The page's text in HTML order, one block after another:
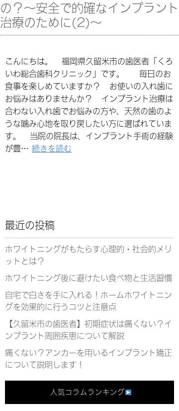
の？～安全で的確なインプラント
治療のために(2)～
こんにちは。 福岡県久留米市の歯医者「くろ
いわ総合歯科クリニック」です。 毎日のお
食事を楽しめていますか？ お使いの入れ歯に
お悩みはありませんか？ インプラント治療は
合わない入れ歯でお悩みの方や、天然の歯のよ
うな噛み心地を取り戻したい方に選ばれていま
す。 当院の院長は、インプラント手術の経験
が豊… 続きを読む
最近の投稿
ホワイトニングがもたらす心理的・社会的メリ
ットとは？
ホワイトニング後に避けたい食べ物と生活習慣
自宅で白さを手に入れる！ホームホワイトニン
グを効果的に行うコツと注意点
【久留米市の歯医者】初期症状は痛くない？イ
ンプラント周囲疾患について解説
痛くない？アンカーを用いるインプラント矯正
について説明します！
人気コラムランキング